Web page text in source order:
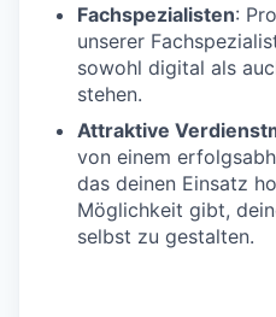
Fachspezialisten:
unserer
sowohl digital als
stehen.
Attraktive
von einem
das deinen Einsatz
Möglichkeit gibt,
selbst zu gestalten.